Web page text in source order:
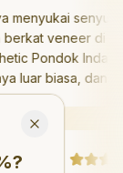
menyukai
berkat veneer
Pondok
luar biasa,
melebihi
saya. Saya tersenyum
"
?
Close